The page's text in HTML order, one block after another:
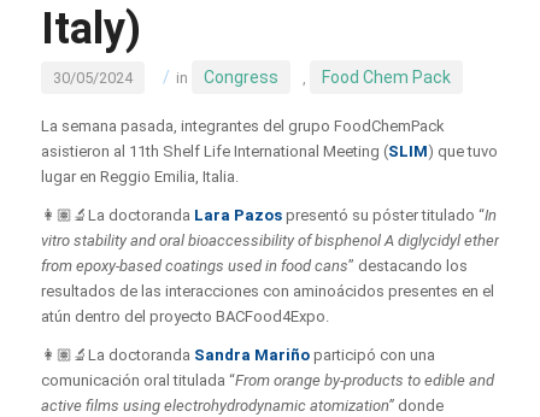
Italy)
30/05/2024 / in Congress Food Chem Pack
La semana pasada, integrantes del grupo FoodChemPack
asistieron al 11th Shelf Life International Meeting (SLIM) que tuvo
lugar en Reggio Emilia, Italia.
👩🏽‍🔬La doctoranda Lara Pazospresentó su póster titulado “In
vitro stability and oral bioaccessibility of bisphenol A diglycidyl ether
from epoxy-based coatings used in food cans” destacando los
resultados de las interacciones con aminoácidos presentes en el
atún dentro del proyecto BACFood4Expo.
👩🏽‍🔬La doctoranda Sandra Mariñoparticipó con una
comunicación oral titulada “From orange by-products to edible and
active films using electrohydrodynamic atomization”donde